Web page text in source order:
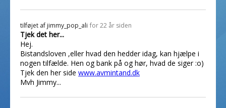
tilføjet af jimmy_pop_ali for 22 år siden
Tjek det her...
Hej.
Bistandsloven ,eller hvad den hedder idag, kan hjælpe i
nogen tilfælde. Hen og bank på og hør, hvad de siger :o)
Tjek den her side www.avmintand.dk
Mvh Jimmy...